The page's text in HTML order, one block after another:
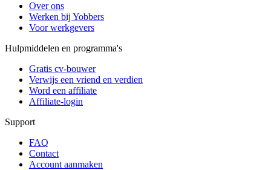
Over ons
Werken bij Yobbers
Voor werkgevers
Hulpmiddelen en programma's
Gratis cv-bouwer
Verwijs een vriend en verdien
Word een affiliate
Affiliate-login
Support
FAQ
Contact
Account aanmaken